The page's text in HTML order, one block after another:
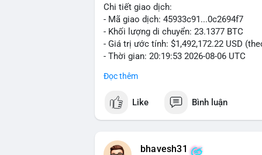
Chi tiết giao dịch:
- Mã giao dịch: 45933c91...0c2694f7
- Khối lượng di chuyển: 23.1377 BTC
- Giá trị ước tính: $1,492,172.22 USD
- Thời gian: 20:19:53 2026-08-06 UTC
Nhận định phân tích hành vi của Cá voi
tiền đáng chú ý nhưng chưa đến mức
đang tái phân bổ tài sản giữa các ví
áp lực bán ngắn hạn có thể xuất hiện,
Đọc thêm
Like Bình luận
bhavesh31